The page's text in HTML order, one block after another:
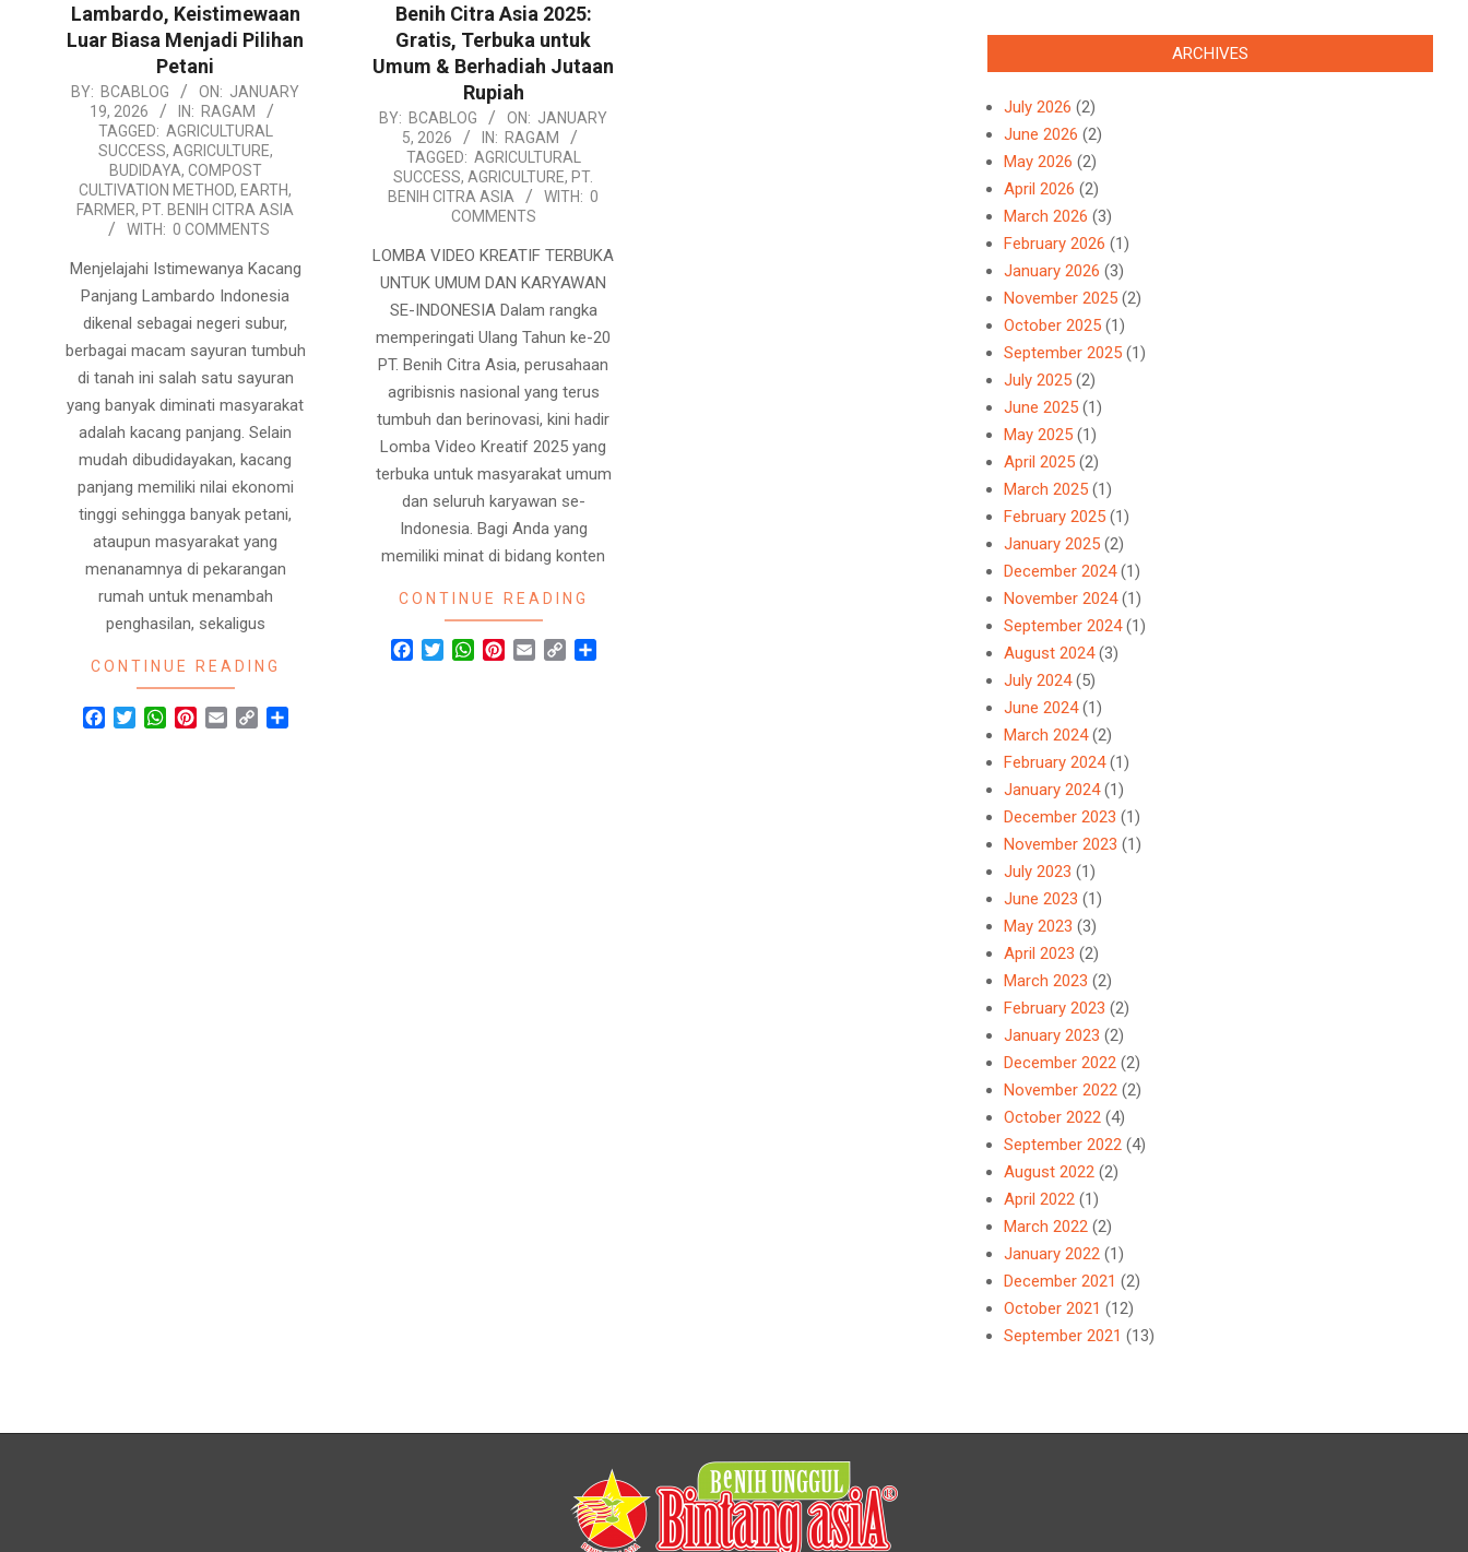
Lambardo, Keistimewaan
Luar Biasa Menjadi Pilihan
Petani
2026-
BY: BCABLOG ON: JANUARY
19, 2026
IN: RAGAM
TAGGED: AGRICULTURAL
SUCCESS, AGRICULTURE,
BUDIDAYA, COMPOST
CULTIVATION METHOD,EARTH,
FARMER,PT. BENIH CITRA ASIA
WITH: 0 COMMENTS
Menjelajahi Istimewanya Kacang
Panjang Lambardo Indonesia
dikenal sebagai negeri subur,
berbagai macam sayuran tumbuh
di tanah ini salah satu sayuran
yang banyak diminati masyarakat
adalah kacang panjang. Selain
mudah dibudidayakan, kacang
panjang memiliki nilai ekonomi
tinggi sehingga banyak petani,
ataupun masyarakat yang
menanamnya di pekarangan
rumah untuk menambah
penghasilan, sekaligus
CONTINUE READING
Facebook
TwitterWhatsApp
Pinterest
Email Copy
Benih Citra Asia 2025:
Gratis, Terbuka untuk
Umum & Berhadiah Jutaan
Rupiah
2026-
BY: BCABLOG ON: JANUARY
5, 2026
IN: RAGAM
TAGGED: AGRICULTURAL
SUCCESS,AGRICULTURE,PT.
BENIH CITRA ASIA
WITH: 0
COMMENTS
LOMBA VIDEO KREATIF TERBUKA
UNTUK UMUM DAN KARYAWAN
SE-INDONESIA Dalam rangka
memperingati Ulang Tahun ke-20
PT. Benih Citra Asia, perusahaan
agribisnis nasional yang terus
tumbuh dan berinovasi, kini hadir
Lomba Video Kreatif 2025 yang
terbuka untuk masyarakat umum
dan seluruh karyawan se-
Indonesia. Bagi Anda yang
memiliki minat di bidang konten
CONTINUE READING
Facebook
TwitterWhatsApp
Pinterest
Email Copy
ARCHIVES
July 2026 (2)
June 2026 (2)
May 2026 (2)
April 2026 (2)
March 2026 (3)
February 2026 (1)
January 2026 (3)
November 2025 (2)
October 2025 (1)
September 2025 (1)
July 2025 (2)
June 2025 (1)
May 2025 (1)
April 2025 (2)
March 2025 (1)
February 2025 (1)
January 2025 (2)
December 2024(1)
November 2024(1)
September 2024(1)
August 2024(3)
July 2024(5)
June 2024(1)
March 2024(2)
February 2024(1)
January 2024(1)
December 2023 (1)
November 2023 (1)
July 2023 (1)
June 2023 (1)
May 2023 (3)
April 2023 (2)
March 2023 (2)
February 2023 (2)
January 2023 (2)
December 2022 (2)
November 2022 (2)
October 2022 (4)
September 2022 (4)
August 2022 (2)
April 2022 (1)
March 2022 (2)
January 2022 (1)
December 2021 (2)
October 2021 (12)
September 2021 (13)